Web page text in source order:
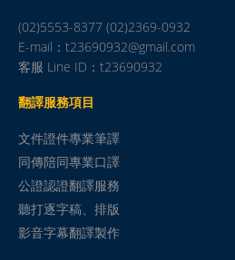
(02)5553-8377 (02)2369-0932
E-mail：t23690932@gmail.com
客服 Line ID：t23690932
翻譯服務項目
文件證件專業筆譯
同傳陪同專業口譯
公證認證翻譯服務
聽打逐字稿、排版
影音字幕翻譯製作